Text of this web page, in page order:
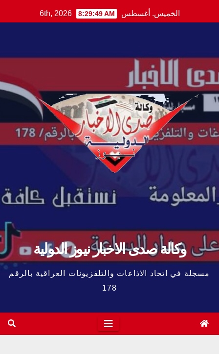
to
الخميس. أغسطس 6th, 2026 8:29:50 AM
وكالة صدى الاخبار نيوز الدولية
مسجلة في اتحاد الاذاعات والتلفزيونات العراقية بالرقم
178